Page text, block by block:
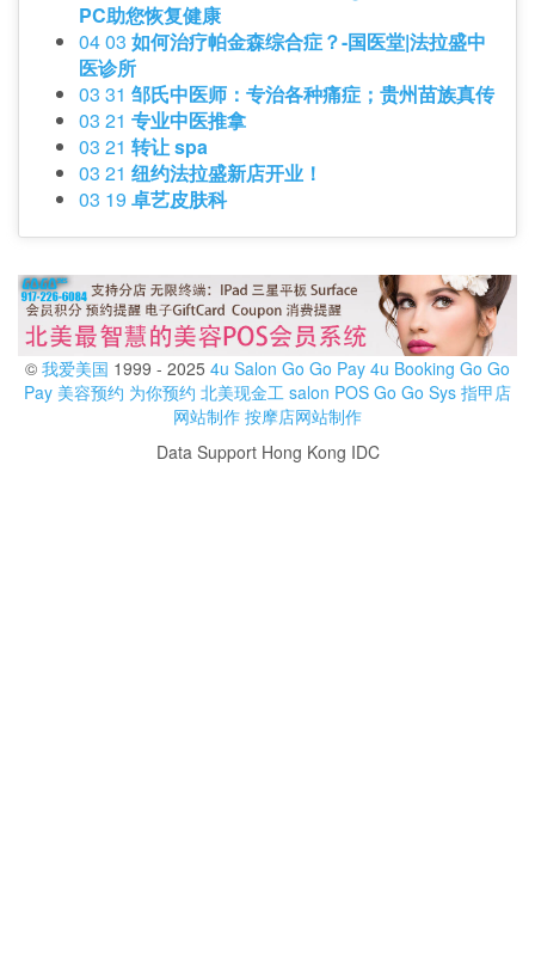
PC助您恢复健康
04 03 如何治疗帕金森综合症？-国医堂|法拉盛中
医诊所
03 31 邹氏中医师：专治各种痛症；贵州苗族真传
03 21 专业中医推拿
03 21 转让 spa
03 21 纽约法拉盛新店开业！
03 19 卓艺皮肤科
© 我爱美国 1999 - 2025 4u Salon Go Go Pay 4u Booking Go Go
Pay 美容预约 为你预约 北美现金工 salon POS Go Go Sys 指甲店
网站制作 按摩店网站制作
Data Support Hong Kong IDC